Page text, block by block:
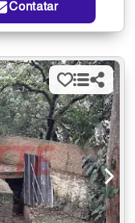
Contatar